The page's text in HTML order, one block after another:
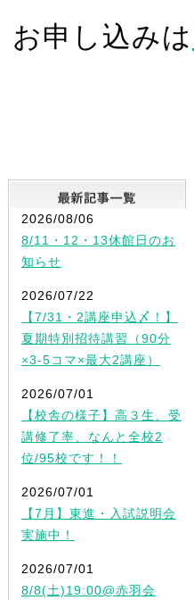
お申し込みは
2026/08/06
8/11・12・13休館日のお
知らせ
2026/07/22
【7/31・2講座申込〆！】
夏期特別招待講習（90分
×3-5コマ×最大2講座）
2026/07/01
【校舎の様子】高３生、受
講修了率、なんと全校2
位/95校です！！
2026/07/01
【7月】東進・入試説明会
実施中！
2026/07/01
8/8(土)19:00@赤羽会